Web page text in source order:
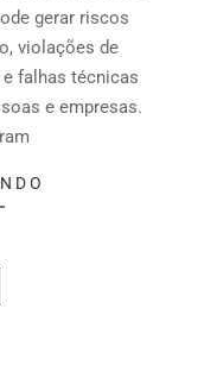
gerar riscos
violações de
falhas técnicas
e empresas.